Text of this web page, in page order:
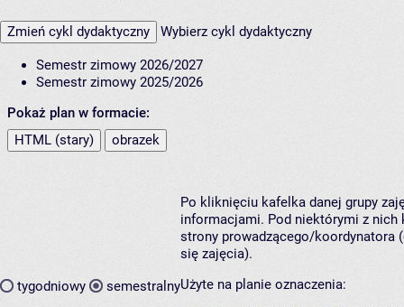
Zmień cykl dydaktyczny Wybierz cykl dydaktyczny
Semestr zimowy 2026/2027
Semestr zimowy 2025/2026
Pokaż plan w formacie:
HTML (stary)
obrazek
tygodniowy semestralny
Po kliknięciu kafelka danej grupy
informacjami. Pod niektórymi z nich
strony prowadzącego/koordynatora
się zajęcia).
Użyte na planie oznaczenia: